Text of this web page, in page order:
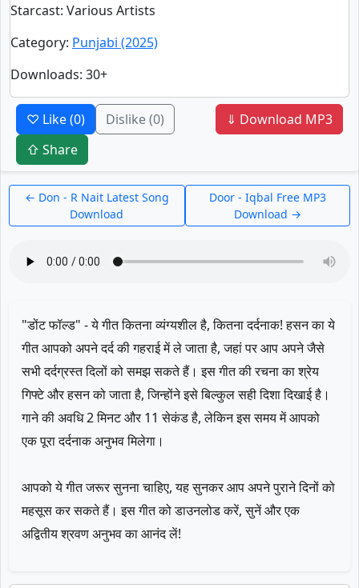
Starcast: Various Artists
Category: Punjabi (2025)
Downloads: 30+
♡ Like(0) Dislike(0)
⇓ Download MP3
⇧ Share
← Don - R Nait Latest Song
Download
Door - Iqbal Free MP3
Download →
"डोंट फॉल्ड" - ये गीत कितना व्यंग्यशील है, कितना दर्दनाक! हसन का ये
गीत आपको अपने दर्द की गहराई में ले जाता है, जहां पर आप अपने जैसे
सभी दर्दग्रस्त दिलों को समझ सकते हैं। इस गीत की रचना का श्रेय
गिफ्टे और हसन को जाता है, जिन्होंने इसे बिल्कुल सही दिशा दिखाई है।
गाने की अवधि 2 मिनट और 11 सेकंड है, लेकिन इस समय में आपको
एक पूरा दर्दनाक अनुभव मिलेगा।
आपको ये गीत जरूर सुनना चाहिए, यह सुनकर आप अपने पुराने दिनों को
महसूस कर सकते हैं। इस गीत को डाउनलोड करें, सुनें और एक
अद्वितीय श्रवण अनुभव का आनंद लें!